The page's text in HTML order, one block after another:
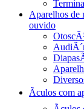
Aparelhos de
ouvido
Ãculos com